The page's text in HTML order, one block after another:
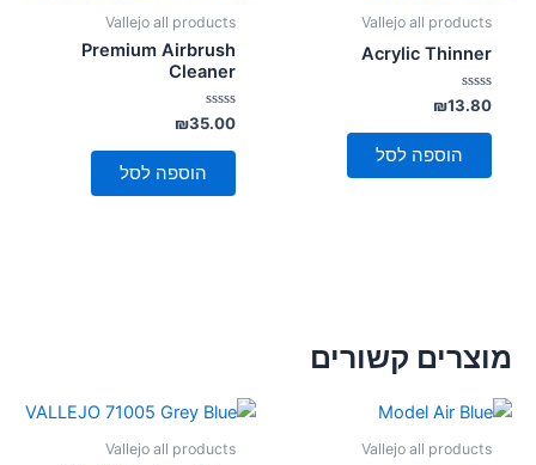
Vallejo all products
Acrylic Thinner
דורג
0
מתוך
₪13.80
הוספה לסל
Vallejo all products
Premium Airbrush
Cleaner
דורג
0
מתוך
₪35.00
הוספה לסל
מוצרים קשורים
Vallejo all products
Vallejo all products